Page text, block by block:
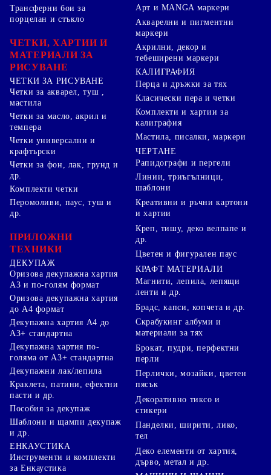
Трансферни бои за
порцелан и стъкло
ЧЕТКИ, ХАРТИИ И
МАТЕРИАЛИ ЗА
РИСУВАНЕ
ЧЕТКИ ЗА РИСУВАНЕ
Четки за акварел, туш ,
мастила
Четки за масло, акрил и
темпера
Четки универсални и
крафтърски
Четки за фон, лак, грунд и
др.
Комплекти четки
Арт и MANGA маркери
Акварелни и пигментни
маркери
Акрилни, декор и
тебеширени маркери
КАЛИГРАФИЯ
Перца и дръжки за тях
Класически пера и четки
Комплекти и хартии за
калиграфия
Мастила, писалки, маркери
ЧЕРТАНЕ
Рапидографи и пергели
Линии, триъгълници,
шаблони
Перомоливи, паус, туш и
др.
ПРИЛОЖНИ
ТЕХНИКИ
ДЕКУПАЖ
Оризова декупажна хартия
А3 и по-голям формат
Оризова декупажна хартия
до А4 формат
Декупажна хартия А4 до
А3+ стандартна
Декупажна хартия по-
голяма от А3+ стандартна
Декупажни лак/лепила
Краклета, патини, ефектни
пасти и др.
Пособия за декупаж
Шаблони и щампи декупаж
и др.
ЕНКАУСТИКА
Инструменти и комплекти
за Енкаустика
Креативни и ръчни картони
и хартии
Креп, тишу, деко велпапе и
др.
Цветен и фигурален паус
КРАФТ МАТЕРИАЛИ
Магнити, лепила, лепящи
ленти и др.
Брадс, капси, копчета и др.
Скрабукинг албуми и
материали за тях
Брокат, пудри, перфектни
перли
Перлички, мозайки, цветен
пясък
Декоративно тиксо и
стикери
Панделки, ширити, лико,
тел
Деко елементи от хартия,
дърво, метал и др.